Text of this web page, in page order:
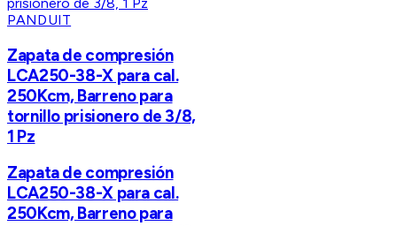
PANDUIT
Zapata de compresión
LCA250-38-X para cal.
250Kcm, Barreno para
tornillo prisionero de 3/8,
1 Pz
Zapata de compresión
LCA250-38-X para cal.
250Kcm, Barreno para